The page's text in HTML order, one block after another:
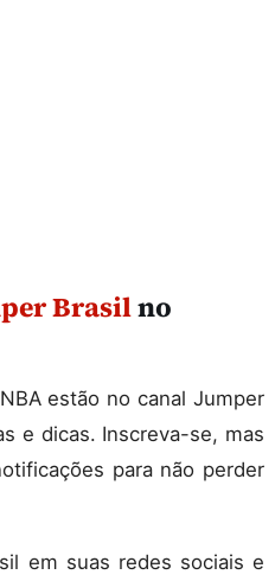
Brasilno
estão no canal Jumper
e dicas. Inscreva-se, mas
para não perder
em suas redes sociais e